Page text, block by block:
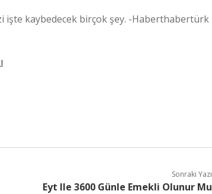
işte kaybedecek birçok şey. -Haberthabertürk
Sonraki Yazı
Eyt Ile 3600 Günle Emekli Olunur Mu